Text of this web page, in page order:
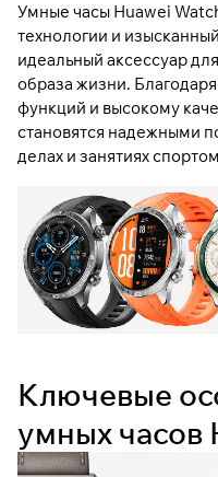
Умные часы Huawei
технологии и
идеальный аксессуар
образа жизни.
функций и высокому
становятся надежными
делах и занятиях
Ключевые
умных часов